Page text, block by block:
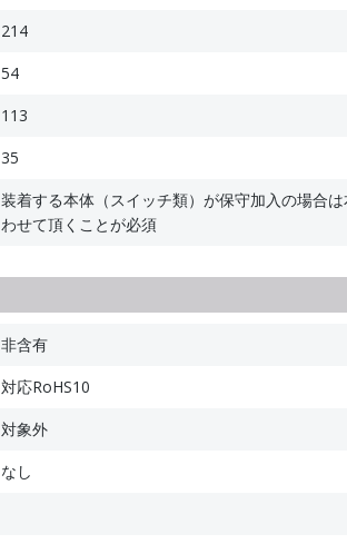
214
54
113
35
装着する本体（スイッチ類）が保守加入の場合
わせて頂くことが必須
非含有
対応RoHS10
対象外
なし